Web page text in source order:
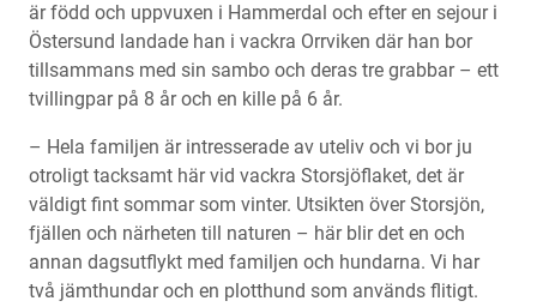
är född och uppvuxen i Hammerdal och efter en sejour i
Östersund landade han i vackra Orrviken där han bor
tillsammans med sin sambo och deras tre grabbar – ett
tvillingpar på 8 år och en kille på 6 år.
– Hela familjen är intresserade av uteliv och vi bor ju
otroligt tacksamt här vid vackra Storsjöflaket, det är
väldigt fint sommar som vinter. Utsikten över Storsjön,
fjällen och närheten till naturen – här blir det en och
annan dagsutflykt med familjen och hundarna. Vi har
två jämthundar och en plotthund som används flitigt.